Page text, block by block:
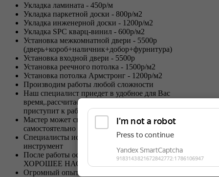
Укладка ламината - 450р/м
Укладка паркетной доски - 800р/м2
Укладка инженерной доски - 1200р/м2
Укладка SPC кварц-винил - 600р/м2
Установка межкомнатной двери - 5500р
(дверь+короб+наличник+добор+фурнитура)
Установка входной двери - 5500р
Установка реечного потолка - 1500р/м2
Установка потолка Армстронг - 1200р/м2
Производим работы любой сложности
Наш специалист приедет в удобное для Вас
время,.рассчитает стоимость и после вашего согласия
приступит к работе.
Мастер может связаться с Вами и согласовать или
самостоятельно приобрести материалы.
Специалисты используют в работе профессиональный
инструмент
После работы оставим ЧИСТОТУ, ГАРАНТИЮ и
ХОРОШЕЕ НАСТРОЕНИЕ!
Огромный опыт в любой сложности и стоимости.